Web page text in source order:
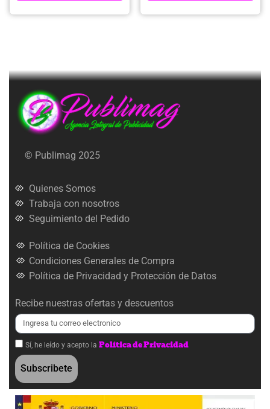
© Publimag 2025
Quienes Somos
Trabaja con nosotros
Seguimiento del Pedido
Política de Cookies
Condiciones Generales de Compra
Política de Privacidad y Protección de Datos
Recibe nuestras ofertas y descuentos
Sí, he leído y acepto la Política de Privacidad
Subscribete